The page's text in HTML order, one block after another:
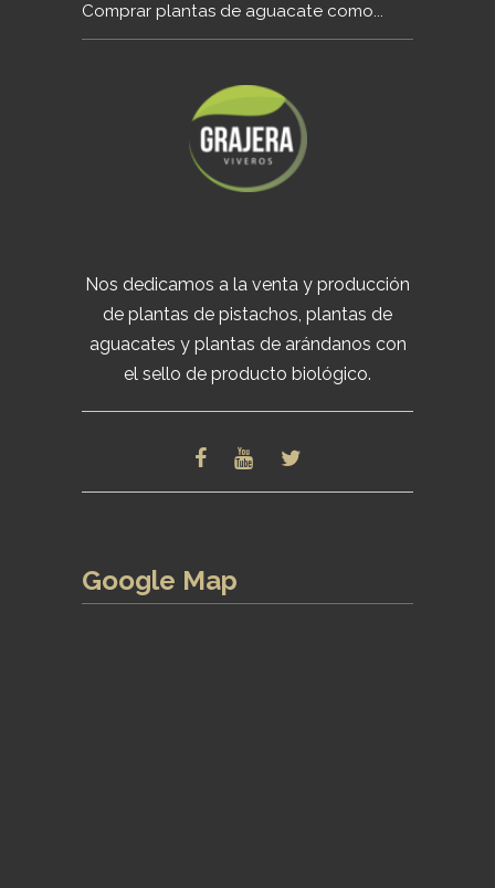
Comprar plantas de aguacate como...
Nos dedicamos a la venta y producción
de plantas de pistachos, plantas de
aguacates y plantas de arándanos con
el sello de producto biológico.
Google Map